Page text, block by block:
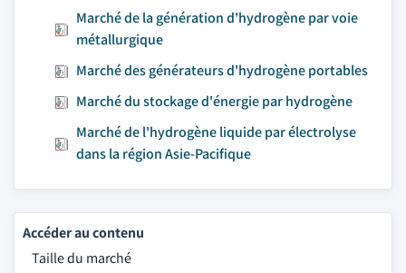
Marché de la génération d'hydrogène par voie
métallurgique
Marché des générateurs d'hydrogène portables
Marché du stockage d'énergie par hydrogène
Marché de l'hydrogène liquide par électrolyse
dans la région Asie-Pacifique
Accéder au contenu
Taille du marché